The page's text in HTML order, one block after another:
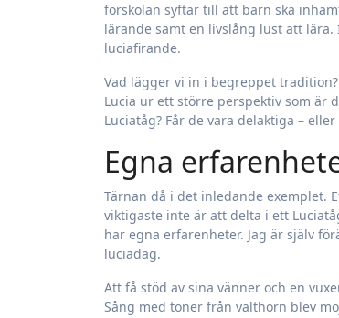
förskolan syftar till att barn ska
lärande samt en livslång lust att lära.
luciafirande.
Vad lägger vi in i begreppet
Lucia ur ett större perspektiv som är
Luciatåg? Får de vara delaktiga –
Egna
Tärnan då i det inledande exemplet.
viktigaste inte är att delta i ett
har egna erfarenheter. Jag är själv
luciadag.
Att få stöd av sina vänner och en
Sång med toner från valthorn blev